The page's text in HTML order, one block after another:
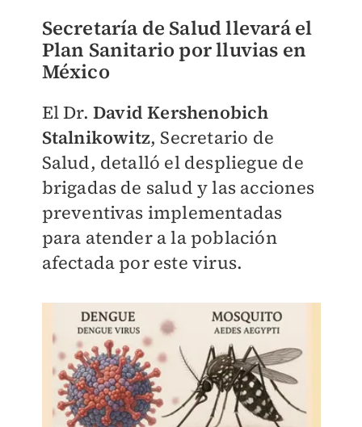
Secretaría de Salud llevará el
Plan Sanitario por lluvias en
México
El Dr. David Kershenobich
Stalnikowitz, Secretario de
Salud, detalló el despliegue de
brigadas de salud y las acciones
preventivas implementadas
para atender a la población
afectada por este virus.